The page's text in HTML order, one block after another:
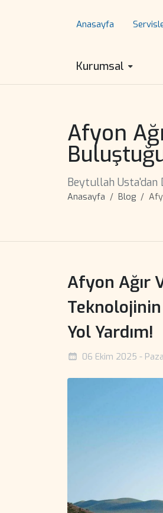
Anasayfa
Kurumsal
Afyon
Beytullah
Anasayfa Blog
Afyon Ağır
Yol Yardım!
06 Ekim 2025 -